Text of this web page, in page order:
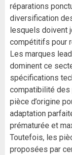
réparations
diversification
lesquels doivent
compétitifs pour
Les marques
dominent ce
spécifications
compatibilité des
pièce d’origine
adaptation
prématurée et
Toutefois, les
proposées par